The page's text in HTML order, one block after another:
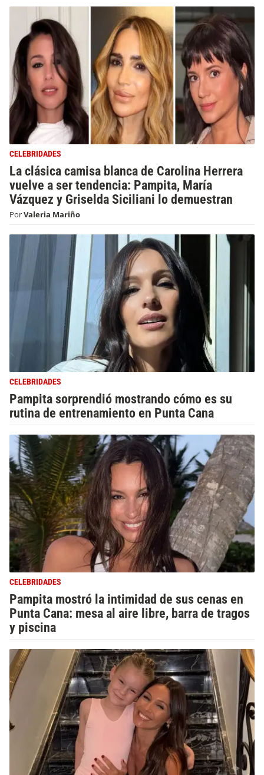
CELEBRIDADES
La clásica camisa blanca de Carolina Herrera
vuelve a ser tendencia: Pampita, María
Vázquez y Griselda Siciliani lo demuestran
PorValeria Mariño
CELEBRIDADES
Pampita sorprendió mostrando cómo es su
rutina de entrenamiento en Punta Cana
CELEBRIDADES
Pampita mostró la intimidad de sus cenas en
Punta Cana: mesa al aire libre, barra de tragos
y piscina